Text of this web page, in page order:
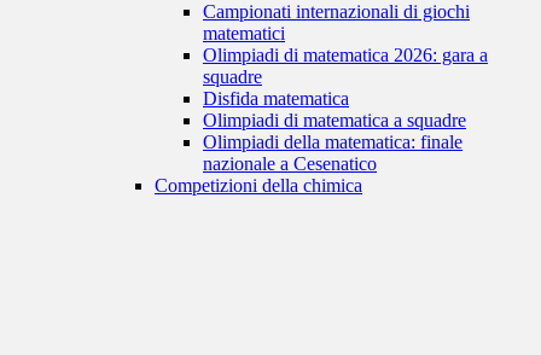
Campionati internazionali di giochi
matematici
Olimpiadi di matematica 2026: gara a
squadre
Disfida matematica
Olimpiadi di matematica a squadre
Olimpiadi della matematica: finale
nazionale a Cesenatico
Competizioni della chimica